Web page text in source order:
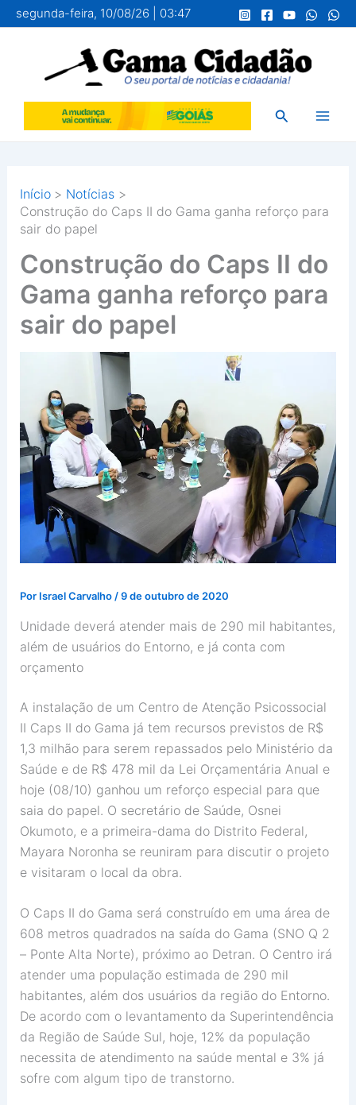
para
conteúdo
segunda-feira, 10/08/26 | 03:47
Pesquisar
Início
Notícias
Construção do Caps II do Gama ganha reforço para
sair do papel
Construção do Caps II do
Gama ganha reforço para
sair do papel
Por Israel Carvalho /9 de outubro de 2020
Unidade deverá atender mais de 290 mil habitantes,
além de usuários do Entorno, e já conta com
orçamento
A instalação de um Centro de Atenção Psicossocial
II Caps II do Gama já tem recursos previstos de R$
1,3 milhão para serem repassados pelo Ministério da
Saúde e de R$ 478 mil da Lei Orçamentária Anual e
hoje (08/10) ganhou um reforço especial para que
saia do papel. O secretário de Saúde, Osnei
Okumoto, e a primeira-dama do Distrito Federal,
Mayara Noronha se reuniram para discutir o projeto
e visitaram o local da obra.
O Caps II do Gama será construído em uma área de
608 metros quadrados na saída do Gama (SNO Q 2
– Ponte Alta Norte), próximo ao Detran. O Centro irá
atender uma população estimada de 290 mil
habitantes, além dos usuários da região do Entorno.
De acordo com o levantamento da Superintendência
da Região de Saúde Sul, hoje, 12% da população
necessita de atendimento na saúde mental e 3% já
sofre com algum tipo de transtorno.